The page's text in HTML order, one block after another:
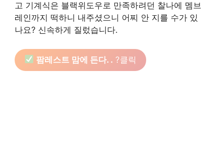
고 기계식은 블랙위도우로 만족하려던 찰나에 멤브
레인까지 떡하니 내주셨으니 어찌 안 지를 수가 있
나요? 신속하게 질렀습니다.
팜레스트 맘에 든다. . ?클릭